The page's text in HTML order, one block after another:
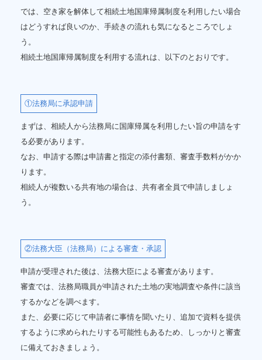
では、空き家を解体して相続土地国庫帰属制度を利用したい場合
はどうすれば良いのか、手続きの流れも気になるところでしょ
う。
相続土地国庫帰属制度を利用する流れは、以下のとおりです。
①法務局に承認申請
まずは、相続人から法務局に国庫帰属を利用したい旨の申請をす
る必要があります。
なお、申請する際は申請書と指定の添付書類、審査手数料がかか
ります。
相続人が複数いる共有地の場合は、共有者全員で申請しましょ
う。
②法務大臣（法務局）による審査・承認
申請が受理された後は、法務大臣による審査があります。
審査では、法務局職員が申請された土地の実地調査や条件に該当
するかなどを調べます。
また、必要に応じて申請者に事情を聞いたり、追加で資料を提供
するように求められたりする可能性もあるため、しっかりと審査
に備えておきましょう。